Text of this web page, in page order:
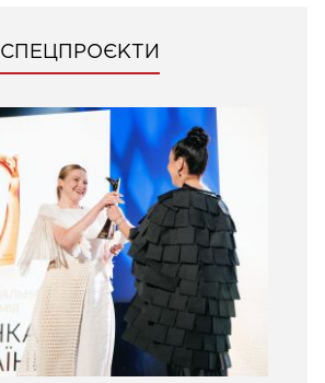
СПЕЦПРОЄКТИ